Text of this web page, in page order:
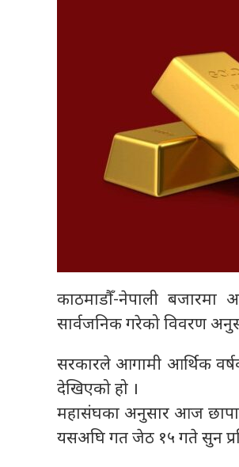
काठमाडौँ-नेपाली
सार्वजनिक गरेको विवरण
सरकारले आगामी आर्थिक
देखिएको हो ।
महासंघका अनुसार आज
यसअघि गत जेठ १५ गते सुन